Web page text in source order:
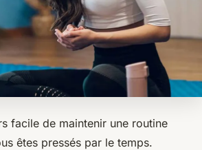
facile de maintenir une routine
êtes pressés par le temps.